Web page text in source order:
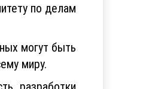
по делам
могут быть